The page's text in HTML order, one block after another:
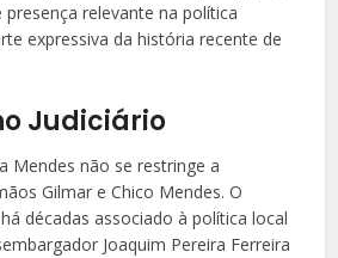
relevante na política
expressiva da história recente de
Judiciário
Mendes não se restringe a
Gilmar e Chico Mendes. O
décadas associado à política local
Joaquim Pereira Ferreira